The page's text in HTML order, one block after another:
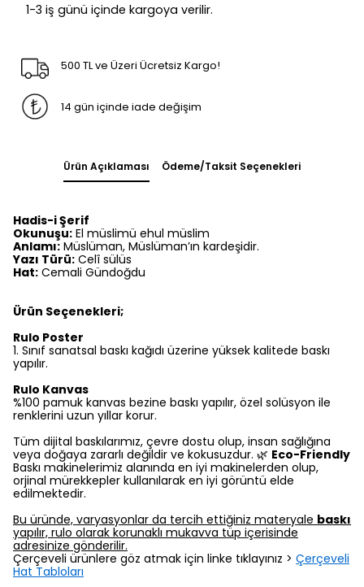
1-3 iş günü içinde kargoya verilir.
500 TL ve Üzeri Ücretsiz Kargo!
14 gün içinde iade değişim
Ürün Açıklaması Ödeme/Taksit Seçenekleri
Hadis-i Şerif
Okunuşu: El müslimü ehul müslim
Anlamı: Müslüman, Müslüman’ın kardeşidir.
Yazı Türü: Celî sülüs
Hat: Cemali Gündoğdu
Ürün Seçenekleri;
Rulo Poster
1.⁠ ⁠Sınıf sanatsal baskı kağıdı üzerine yüksek kalitede baskı
yapılır.
Rulo Kanvas
%100 pamuk kanvas bezine baskı yapılır, özel solüsyon ile
renklerini uzun yıllar korur.
Tüm dijital baskılarımız, çevre dostu olup, insan sağlığına
veya doğaya zararlı değildir ve kokusuzdur. 🌿 Eco-Friendly
Baskı makinelerimiz alanında en iyi makinelerden olup,
orjinal mürekkepler kullanılarak en iyi görüntü elde
edilmektedir.
Bu üründe, varyasyonlar da tercih ettiğiniz materyale baskı
yapılır, rulo olarak korunaklı mukavva tüp içerisinde
adresinize gönderilir.
Çerçeveli ürünlere göz atmak için linke tıklayınız > Çerçeveli
Hat Tabloları